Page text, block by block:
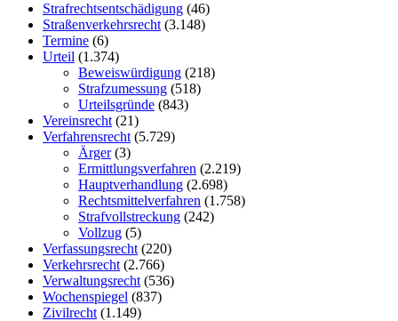
Strafrechtsentschädigung (46)
Straßenverkehrsrecht (3.148)
Termine (6)
Urteil (1.374)
Beweiswürdigung (218)
Strafzumessung (518)
Urteilsgründe (843)
Vereinsrecht (21)
Verfahrensrecht (5.729)
Ärger(3)
Ermittlungsverfahren (2.219)
Hauptverhandlung (2.698)
Rechtsmittelverfahren (1.758)
Strafvollstreckung (242)
Vollzug (5)
Verfassungsrecht (220)
Verkehrsrecht (2.766)
Verwaltungsrecht (536)
Wochenspiegel (837)
Zivilrecht (1.149)